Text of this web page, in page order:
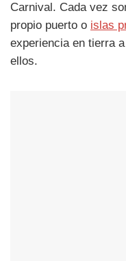
Carnival. Cada vez
propio puerto o islas
experiencia en tierra
ellos.